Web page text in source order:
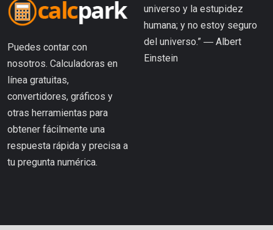
Puedes contar con
nosotros. Calculadoras en
línea gratuitas,
convertidores, gráficos y
otras herramientas para
obtener fácilmente una
respuesta rápida y precisa a
tu pregunta numérica.
universo y la estupidez
humana; y no estoy seguro
del universo.” ― Albert
Einstein